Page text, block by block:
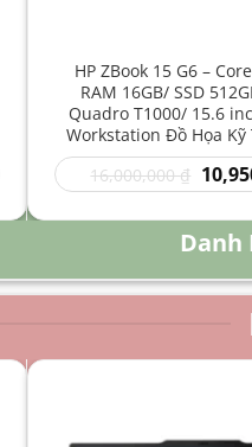
HP ZBook 15 G6 –
RAM 16GB/ SSD
Quadro T1000/ 15.6
Workstation Đồ Họa
Năng Cao
16,000,000₫ Giá
gốc
Danh